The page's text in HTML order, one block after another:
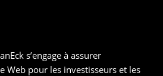
s’engage à assurer
Web pour les investisseurs et les